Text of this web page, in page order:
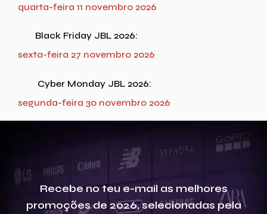
quarta-feira 11 novembro 2026
Black Friday JBL 2026:
sexta-feira 27 novembro 2026
Cyber Monday JBL 2026:
segunda-feira 30 novembro 2026
Recebe no teu e-mail as melhores
promoções de 2026, selecionadas pela